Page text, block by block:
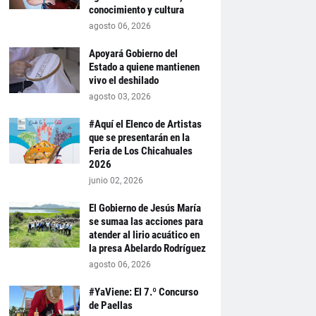
conocimiento y cultura
agosto 06, 2026
Apoyará Gobierno del
Estado a quiene mantienen
vivo el deshilado
agosto 03, 2026
#Aquí el Elenco de Artistas
que se presentarán en la
Feria de Los Chicahuales
2026
junio 02, 2026
El Gobierno de Jesús María
se sumaa las acciones para
atender al lirio acuático en
la presa Abelardo Rodríguez
agosto 06, 2026
#YaViene: El 7.º Concurso
de Paellas